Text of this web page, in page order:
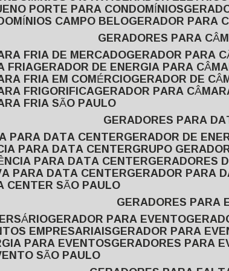
PORTE PARA CONDOMÍNIOS
CAMPO BELO GERADOR PARA
GERADORES PARA
FRIA DE MERCADO GERADOR PARA
FRIA GERADOR DE ENERGIA PARA
FRIA EM COMÉRCIO GERADOR DE
FRIGORIFICA GERADOR PARA
FRIA SÃO PAULO
GERADORES PARA
PARA DATA CENTER GERADOR DE
PARA DATA CENTER GRUPO
PARA DATA CENTER
PARA DATA CENTER GERADOR PARA
CENTER SÃO PAULO
GERADORES PARA
GERADOR PARA EVENTO
EMPRESARIAIS GERADOR PARA
PARA EVENTOS GERADORES PARA
SÃO PAULO